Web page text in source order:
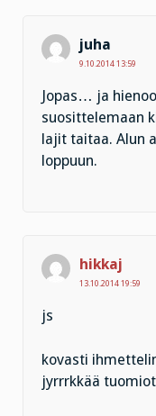
juha
9.10.2014 13:59
Jopas… ja
suosittelemaan
lajit taitaa. Alun
loppuun.
hikkaj
13.10.2014 19:59
js
kovasti
jyrrrkkää